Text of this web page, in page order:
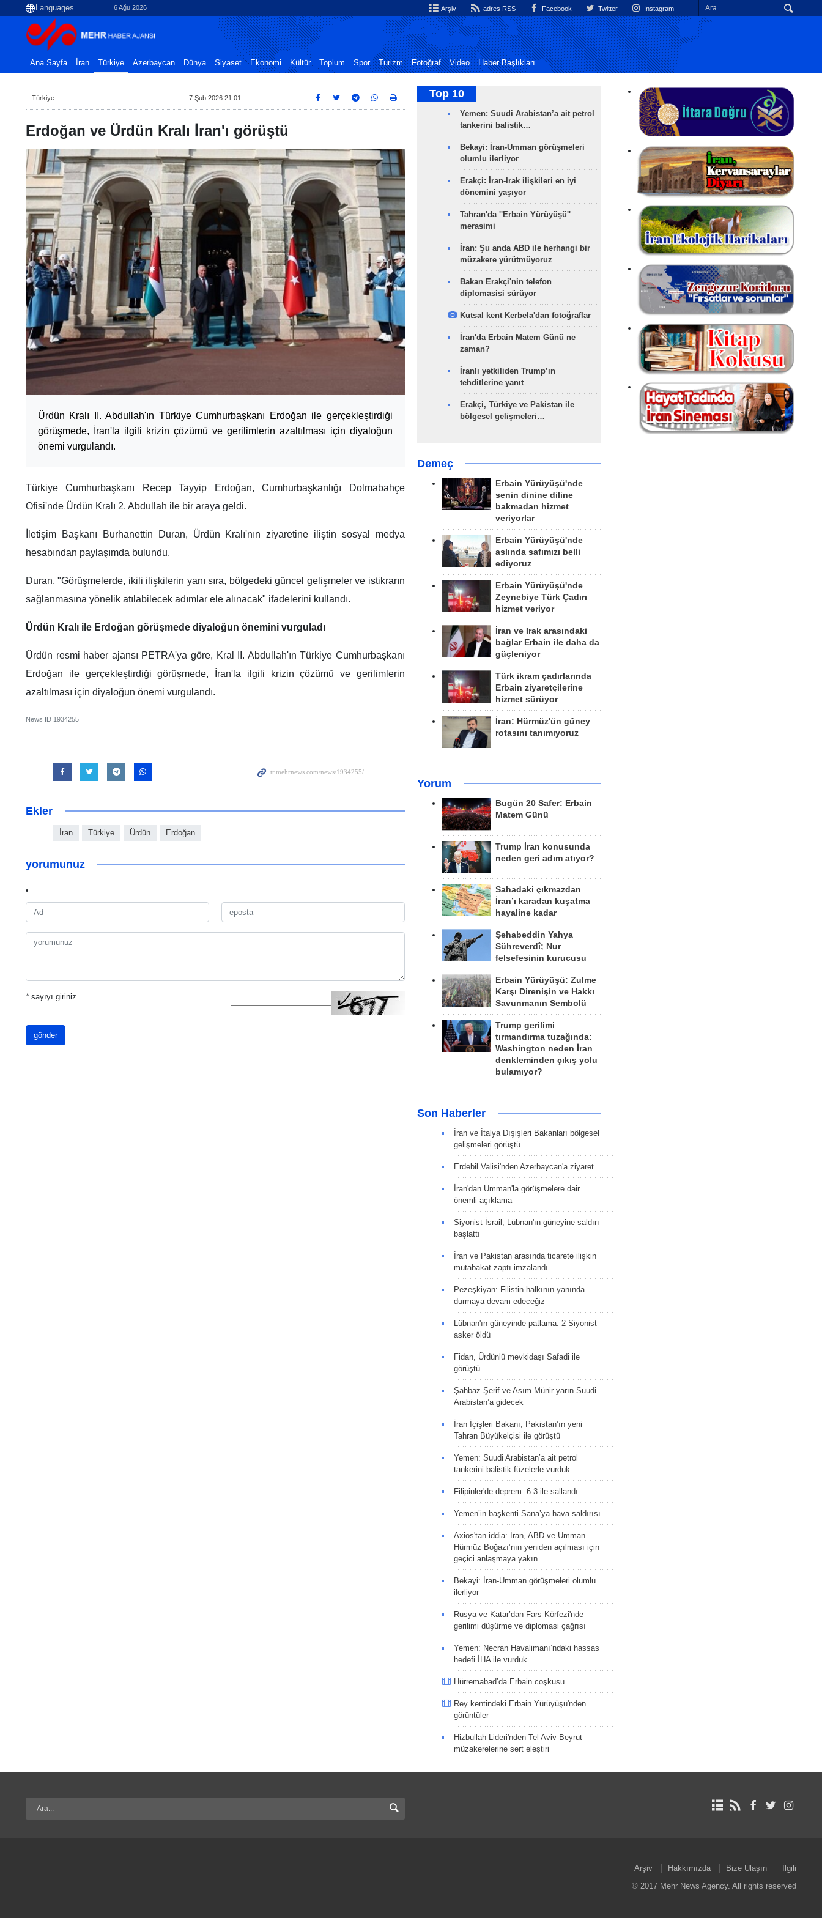
6 Ağu 2026 Arşiv adres RSS Facebook Twitter Instagram
Ana Sayfa İran Türkiye Azerbaycan Dünya Siyaset Ekonomi Kültür Toplum Spor Turizm Fotoğraf Video Haber Başlıkları
Türkiye 7 Şub 2026 21:01
Erdoğan ve Ürdün Kralı İran'ı görüştü
Ürdün Kralı II. Abdullah'ın Türkiye Cumhurbaşkanı Erdoğan ile gerçekleştirdiği
görüşmede, İran'la ilgili krizin çözümü ve gerilimlerin azaltılması için diyaloğun
önemi vurgulandı.
Türkiye Cumhurbaşkanı Recep Tayyip Erdoğan, Cumhurbaşkanlığı Dolmabahçe
Ofisi'nde Ürdün Kralı 2. Abdullah ile bir araya geldi.
İletişim Başkanı Burhanettin Duran, Ürdün Kralı'nın ziyaretine iliştin sosyal medya
hesabından paylaşımda bulundu.
Duran, "Görüşmelerde, ikili ilişkilerin yanı sıra, bölgedeki güncel gelişmeler ve istikrarın
sağlanmasına yönelik atılabilecek adımlar ele alınacak" ifadelerini kullandı.
Ürdün Kralı ile Erdoğan görüşmede diyaloğun önemini vurguladı
Ürdün resmi haber ajansı PETRA'ya göre, Kral II. Abdullah'ın Türkiye Cumhurbaşkanı
Erdoğan ile gerçekleştirdiği görüşmede, İran'la ilgili krizin çözümü ve gerilimlerin
azaltılması için diyaloğun önemi vurgulandı.
News ID 1934255
Ekler
İran Türkiye Ürdün Erdoğan
yorumunuz
*sayıyı giriniz
gönder
Top 10
Yemen: Suudi Arabistan’a ait petrol
tankerini balistik…
Bekayi: İran-Umman görüşmeleri
olumlu ilerliyor
Erakçi: İran-Irak ilişkileri en iyi
dönemini yaşıyor
Tahran'da ''Erbain Yürüyüşü''
merasimi
İran: Şu anda ABD ile herhangi bir
müzakere yürütmüyoruz
Bakan Erakçi'nin telefon
diplomasisi sürüyor
Kutsal kent Kerbela'dan fotoğraflar
İran'da Erbain Matem Günü ne
zaman?
İranlı yetkiliden Trump’ın
tehditlerine yanıt
Erakçi, Türkiye ve Pakistan ile
bölgesel gelişmeleri…
Demeç
Erbain Yürüyüşü'nde
senin dinine diline
bakmadan hizmet
veriyorlar
Erbain Yürüyüşü'nde
aslında safımızı belli
ediyoruz
Erbain Yürüyüşü'nde
Zeynebiye Türk Çadırı
hizmet veriyor
İran ve Irak arasındaki
bağlar Erbain ile daha da
güçleniyor
Türk ikram çadırlarında
Erbain ziyaretçilerine
hizmet sürüyor
İran: Hürmüz'ün güney
rotasını tanımıyoruz
Yorum
Bugün 20 Safer: Erbain
Matem Günü
Trump İran konusunda
neden geri adım atıyor?
Sahadaki çıkmazdan
İran’ı karadan kuşatma
hayaline kadar
Şehabeddin Yahya
Sühreverdî; Nur
felsefesinin kurucusu
Erbain Yürüyüşü: Zulme
Karşı Direnişin ve Hakkı
Savunmanın Sembolü
Trump gerilimi
tırmandırma tuzağında:
Washington neden İran
denkleminden çıkış yolu
bulamıyor?
Son Haberler
İran ve İtalya Dışişleri Bakanları bölgesel
gelişmeleri görüştü
Erdebil Valisi'nden Azerbaycan'a ziyaret
İran'dan Umman'la görüşmelere dair
önemli açıklama
Siyonist İsrail, Lübnan'ın güneyine saldırı
başlattı
İran ve Pakistan arasında ticarete ilişkin
mutabakat zaptı imzalandı
Pezeşkiyan: Filistin halkının yanında
durmaya devam edeceğiz
Lübnan'ın güneyinde patlama: 2 Siyonist
asker öldü
Fidan, Ürdünlü mevkidaşı Safadi ile
görüştü
Şahbaz Şerif ve Asım Münir yarın Suudi
Arabistan’a gidecek
İran İçişleri Bakanı, Pakistan’ın yeni
Tahran Büyükelçisi ile görüştü
Yemen: Suudi Arabistan’a ait petrol
tankerini balistik füzelerle vurduk
Filipinler'de deprem: 6.3 ile sallandı
Yemen’in başkenti Sana’ya hava saldırısı
Axios'tan iddia: İran, ABD ve Umman
Hürmüz Boğazı’nın yeniden açılması için
geçici anlaşmaya yakın
Bekayi: İran-Umman görüşmeleri olumlu
ilerliyor
Rusya ve Katar’dan Fars Körfezi'nde
gerilimi düşürme ve diplomasi çağrısı
Yemen: Necran Havalimanı’ndaki hassas
hedefi İHA ile vurduk
Hürremabad’da Erbain coşkusu
Rey kentindeki Erbain Yürüyüşü'nden
görüntüler
Hizbullah Lideri'nden Tel Aviv-Beyrut
müzakerelerine sert eleştiri
Arşiv Hakkımızda Bize Ulaşın
İlgili
© 2017 Mehr News Agency. All rights reserved